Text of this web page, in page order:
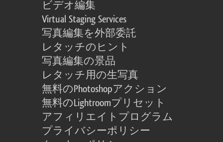
ビデオ編集
Virtual Staging Services
写真編集を外部委託
レタッチのヒント
写真編集の景品
レタッチ用の生写真
無料のPhotoshopアクション
無料のLightroomプリセット
アフィリエイトプログラム
プライバシーポリシー